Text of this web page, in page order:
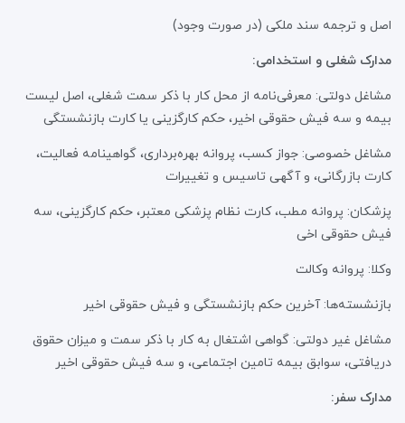
اصل و ترجمه سند ملکی (در صورت وجود)
مدارک شغلی و استخدامی:
مشاغل دولتی: معرفی‌نامه از محل کار با ذکر سمت شغلی، اصل لیست
بیمه و سه فیش حقوقی اخیر، حکم کارگزینی یا کارت بازنشستگی
مشاغل خصوصی: جواز کسب، پروانه بهره‌برداری، گواهینامه فعالیت،
کارت بازرگانی، و آگهی تاسیس و تغییرات
پزشکان: پروانه مطب، کارت نظام پزشکی معتبر، حکم کارگزینی، سه
فیش حقوقی اخی
وکلا: پروانه وکالت
بازنشسته‌ها: آخرین حکم بازنشستگی و فیش حقوقی اخیر
مشاغل غیر دولتی: گواهی اشتغال به کار با ذکر سمت و میزان حقوق
دریافتی، سوابق بیمه تامین اجتماعی، و سه فیش حقوقی اخیر
مدارک سفر: